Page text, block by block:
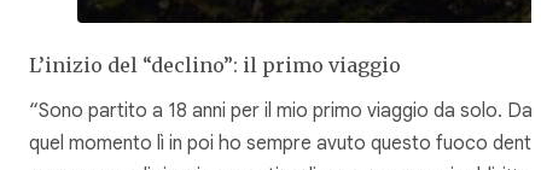
L’inizio del “declino”: il primo viaggio
“Sono partito a 18 anni per il mio primo viaggio da solo. Da
quel momento lì in poi ho sempre avuto questo fuoco